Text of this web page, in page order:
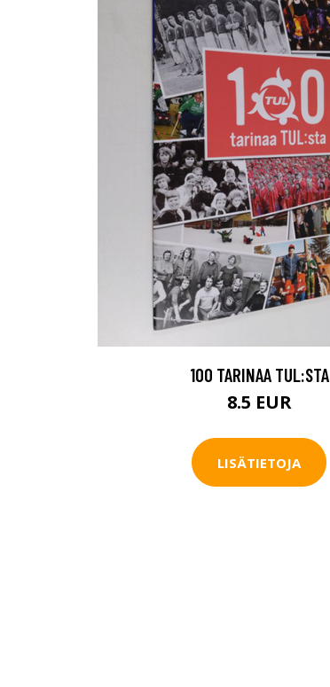
100 TARINAA TUL:STA
8.5 EUR
LISÄTIETOJA